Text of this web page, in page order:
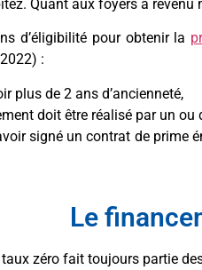
Quant aux foyers à
d’éligibilité pour obtenir la
:
plus de 2 ans d’ancienneté,
doit être réalisé par un
signé un contrat de prime
Le
taux zéro fait toujours partie